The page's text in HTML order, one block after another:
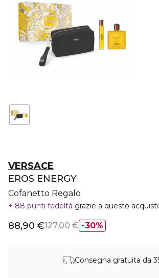
VERSACE
EROS ENERGY
Cofanetto Regalo
88 punti fedeltà grazie a questo
30%
88,90 €127,00 €
Consegna gratuita da